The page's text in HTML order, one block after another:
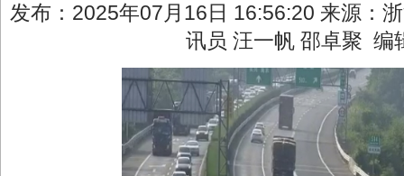
发布：2025年07月16日 16:56:20 来源：
讯员 汪一帆 邵卓聚